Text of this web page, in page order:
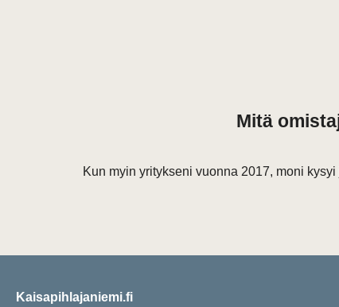
Mitä
Kun myin yritykseni vuonna 2017, moni
Kaisapihlajaniemi.fi